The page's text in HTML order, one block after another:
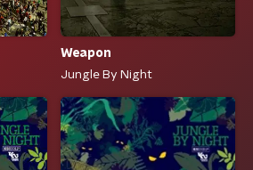
Weapon
Jungle By Night